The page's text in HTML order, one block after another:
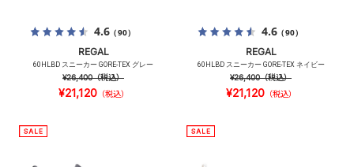
4.6（90）
REGAL
60HLBD スニーカー GORE-TEX グレー
¥26,400（税込）
¥21,120（税込）
4.6（90）
REGAL
60HLBD スニーカー GORE-TEX ネイビー
¥26,400（税込）
¥21,120（税込）